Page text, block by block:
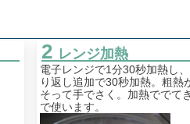
レンジ加熱
電子レンジで1分30秒加熱し
り返し追加で30秒加熱。粗熱
そって手でさく。加熱ででて
で使います。